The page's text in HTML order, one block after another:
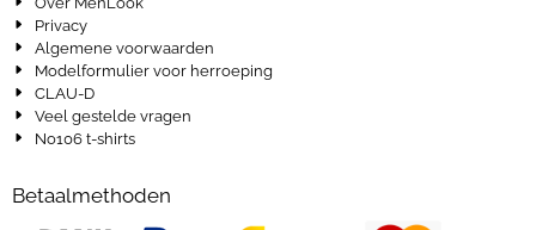
Privacy
Algemene voorwaarden
Modelformulier voor herroeping
CLAU-D
Veel gestelde vragen
No106 t-shirts
Betaalmethoden